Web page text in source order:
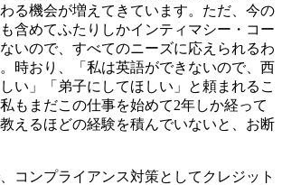
る機会が増えてきています。ただ、今の
含めてふたりしかインティマシー・コー
いので、すべてのニーズに応えられるわ
時おり、「私は英語ができないので、西
い」「弟子にしてほしい」と頼まれるこ
もまだこの仕事を始めて2年しか経って
えるほどの経験を積んでいないと、お断
コンプライアンス対策としてクレジット